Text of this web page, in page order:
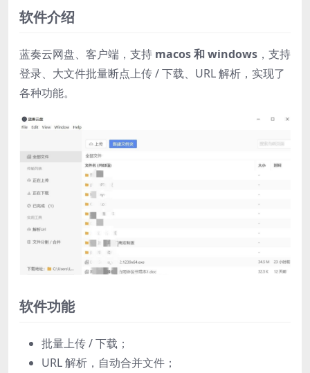
软件介绍
蓝奏云网盘、客户端，支持 macos 和 windows ，支持
登录、大文件批量断点上传 / 下载、URL 解析，实现了
各种功能。
软件功能
批量上传 / 下载；
URL 解析，自动合并文件；